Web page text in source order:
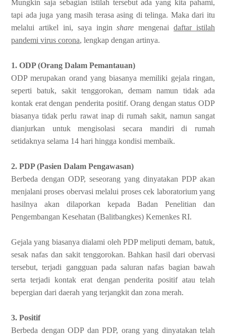
Mungkin saja sebagian istilah tersebut ada yang kita pahami,
tapi ada juga yang masih terasa asing di telinga. Maka dari itu
melalui artikel ini, saya inginshare mengenaidaftar istilah
pandemi virus corona, lengkap dengan artinya.
1. ODP (Orang Dalam Pemantauan)
ODP merupakan orand yang biasanya memiliki gejala ringan,
seperti batuk, sakit tenggorokan, demam namun tidak ada
kontak erat dengan penderita positif. Orang dengan status ODP
biasanya tidak perlu rawat inap di rumah sakit, namun sangat
dianjurkan untuk mengisolasi secara mandiri di rumah
setidaknya selama 14 hari hingga kondisi membaik.
2. PDP (Pasien Dalam Pengawasan)
Berbeda dengan ODP, seseorang yang dinyatakan PDP akan
menjalani proses obervasi melalui proses cek laboratorium yang
hasilnya akan dilaporkan kepada Badan Penelitian dan
Pengembangan Kesehatan (Balitbangkes) Kemenkes RI.
Gejala yang biasanya dialami oleh PDP meliputi demam, batuk,
sesak nafas dan sakit tenggorokan. Bahkan hasil dari obervasi
tersebut, terjadi gangguan pada saluran nafas bagian bawah
serta terjadi kontak erat dengan penderita positif atau telah
bepergian dari daerah yang terjangkit dan zona merah.
3. Positif
Berbeda dengan ODP dan PDP, orang yang dinyatakan telah